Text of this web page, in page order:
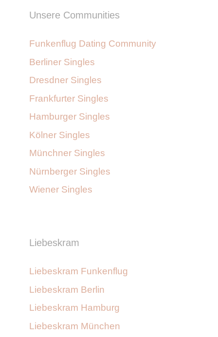
Unsere Communities
Funkenflug Dating Community
Berliner Singles
Dresdner Singles
Frankfurter Singles
Hamburger Singles
Kölner Singles
Münchner Singles
Nürnberger Singles
Wiener Singles
Liebeskram
Liebeskram Funkenflug
Liebeskram Berlin
Liebeskram Hamburg
Liebeskram München